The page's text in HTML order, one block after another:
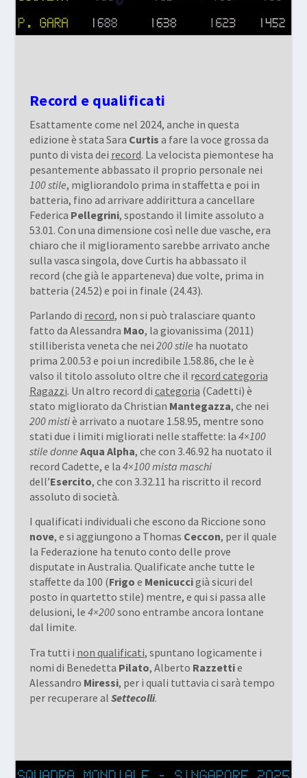
Record e qualificati
Esattamente come nel 2024, anche in questa
edizione è stata Sara Curtis a fare la voce grossa da
punto di vista dei record. La velocista piemontese ha
pesantemente abbassato il proprio personale nei
100 stile, migliorandolo prima in staffetta e poi in
batteria, fino ad arrivare addirittura a cancellare
Federica Pellegrini, spostando il limite assoluto a
53.01. Con una dimensione così nelle due vasche, era
chiaro che il miglioramento sarebbe arrivato anche
sulla vasca singola, dove Curtis ha abbassato il
record (che già le apparteneva) due volte, prima in
batteria (24.52) e poi in finale (24.43).
Parlando di record, non si può tralasciare quanto
fatto da Alessandra Mao, la giovanissima (2011)
stilliberista veneta che nei 200 stile ha nuotato
prima 2.00.53 e poi un incredibile 1.58.86, che le è
valso il titolo assoluto oltre che il record categoria
Ragazzi. Un altro record di categoria (Cadetti) è
stato migliorato da Christian Mantegazza, che nei
200 mistiè arrivato a nuotare 1.58.95, mentre sono
stati due i limiti migliorati nelle staffette: la 4×100
stile donne Aqua Alpha, che con 3.46.92 ha nuotato il
record Cadette, e la 4×100 mista maschi
dell’Esercito, che con 3.32.11 ha riscritto il record
assoluto di società.
I qualificati individuali che escono da Riccione sono
nove, e si aggiungono a Thomas Ceccon, per il quale
la Federazione ha tenuto conto delle prove
disputate in Australia. Qualificate anche tutte le
staffette da 100 (Frigo e Menicuccigià sicuri del
posto in quartetto stile) mentre, e qui si passa alle
delusioni, le 4×200sono entrambe ancora lontane
dal limite.
Tra tutti i non qualificati, spuntano logicamente i
nomi di Benedetta Pilato, Alberto Razzettie
Alessandro Miressi, per i quali tuttavia ci sarà tempo
per recuperare al Settecolli.